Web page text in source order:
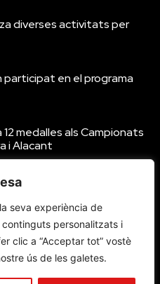
seva experiència de
personalitzats i
clic a “Acceptar tot” vostè
ús de les galetes.
diverses activitats per
en el programa
12 medalles als Campionats
i Alacant